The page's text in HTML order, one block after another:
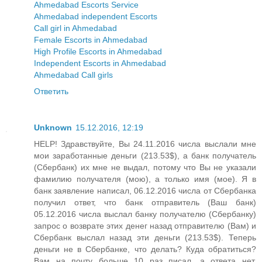
Ahmedabad Escorts Service
Ahmedabad independent Escorts
Call girl in Ahmedabad
Female Escorts in Ahmedabad
High Profile Escorts in Ahmedabad
Independent Escorts in Ahmedabad
Ahmedabad Call girls
Ответить
Unknown 15.12.2016, 12:19
HELP! Здравствуйте, Вы 24.11.2016 числа выслали мне
мои заработанные деньги (213.53$), а банк получатель
(Сбербанк) их мне не выдал, потому что Вы не указали
фамилию получателя (мою), а только имя (мое). Я в
банк заявление написал, 06.12.2016 числа от Сбербанка
получил ответ, что банк отправитель (Ваш банк)
05.12.2016 числа выслал банку получателю (Сбербанку)
запрос о возврате этих денег назад отправителю (Вам) и
Сбербанк выслал назад эти деньги (213.53$). Теперь
деньги не в Сбербанке, что делать? Куда обратиться?